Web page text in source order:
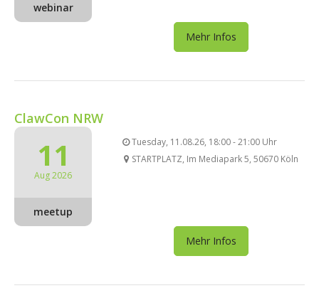
webinar
Mehr Infos
ClawCon NRW
11
Aug 2026
meetup
Tuesday, 11.08.26, 18:00 - 21:00 Uhr
STARTPLATZ, Im Mediapark 5, 50670 Köln
Mehr Infos